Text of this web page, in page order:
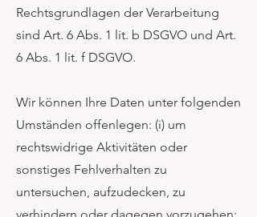
Rechtsgrundlagen der Verarbeitung
sind Art. 6 Abs. 1 lit. b DSGVO und Art.
6 Abs. 1 lit. f DSGVO.
Wir können Ihre Daten unter folgenden
Umständen offenlegen: (i) um
rechtswidrige Aktivitäten oder
sonstiges Fehlverhalten zu
untersuchen, aufzudecken, zu